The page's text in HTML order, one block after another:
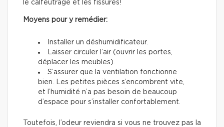
le calfeutrage et les fissures!
Moyens pour y remédier:
Installer un déshumidificateur.
Laisser circuler l’air (ouvrir les portes,
déplacer les meubles).
S’assurer que la ventilation fonctionne
bien. Les petites pièces s’encombrent vite,
et l’humidité n’a pas besoin de beaucoup
d’espace pour s’installer confortablement.
Toutefois, l’odeur reviendra si vous ne trouvez pas la